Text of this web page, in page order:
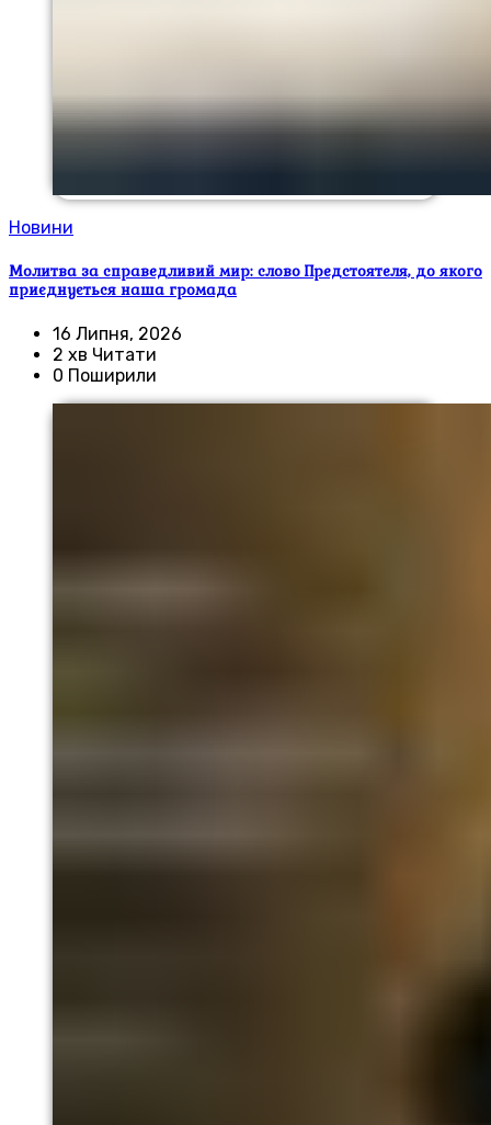
Новини
Молитва за справедливий мир: слово Предстоятеля, до якого
приєднується наша громада
16 Липня, 2026
2 хв Читати
0 Поширили